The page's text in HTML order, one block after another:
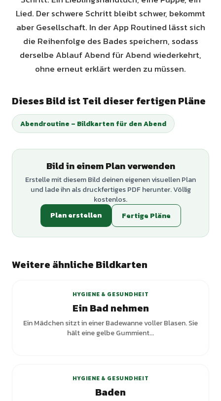
Lied. Der schwere Schritt bleibt schwer, bekommt
aber Gesellschaft. In der App Routined lässt sich
die Reihenfolge des Bades speichern, sodass
derselbe Ablauf Abend für Abend wiederkehrt,
ohne erneut erklärt werden zu müssen.
Dieses Bild ist Teil dieser fertigen Pläne
Abendroutine – Bildkarten für den Abend
Bild in einem Plan verwenden
Erstelle mit diesem Bild deinen eigenen visuellen Plan
und lade ihn als druckfertiges PDF herunter. Völlig
kostenlos.
Plan erstellen
Fertige Pläne
Weitere ähnliche Bildkarten
HYGIENE & GESUNDHEIT
Ein Bad nehmen
Ein Mädchen sitzt in einer Badewanne voller Blasen. Sie
hält eine gelbe Gummient...
HYGIENE & GESUNDHEIT
Baden